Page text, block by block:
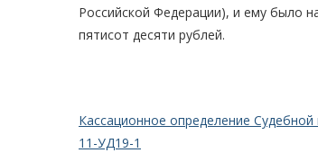
Российской Федерации), и ему было
пятисот десяти рублей.
Кассационное определение
11-УД19-1